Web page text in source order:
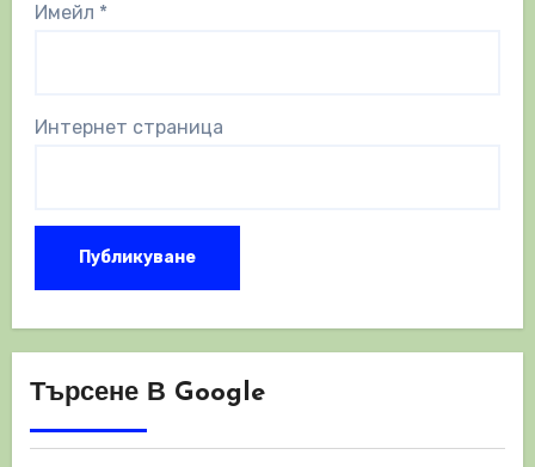
Имейл *
Интернет страница
Търсене В Google